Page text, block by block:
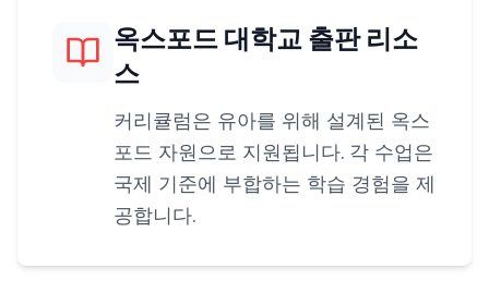
옥스포드 대학교 출판 리소
스
커리큘럼은 유아를 위해 설계된 옥스
포드 자원으로 지원됩니다. 각 수업은
국제 기준에 부합하는 학습 경험을 제
공합니다.